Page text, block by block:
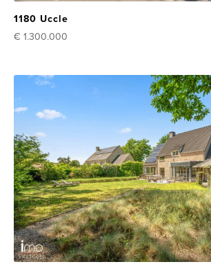
1180 Uccle
€ 1.300.000